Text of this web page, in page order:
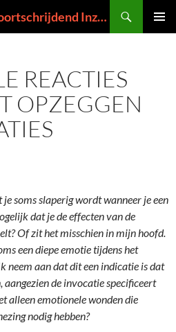
Ask The Real Jesus – Voortschrijdend Inzicht in de Zin van het Leven
REACTIES
OPZEGGEN
soms slaperig wordt wanneer je een
dat je de effecten van de
Of zit het misschien in mijn hoofd.
een diepe emotie tijdens het
neem aan dat dit een indicatie is dat
de invocatie specificeert
alleen emotionele wonden die
nodig hebben?